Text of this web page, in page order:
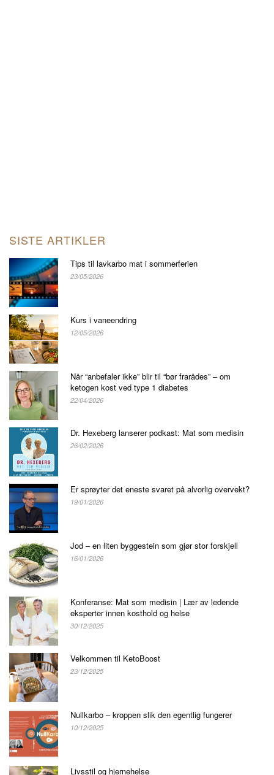
SISTE ARTIKLER
Tips til lavkarbo mat i sommerferien
23/05/2026
Kurs i vaneendring
12/05/2026
Når “anbefaler ikke” blir til “bør frarådes” – om
ketogen kost ved type 1 diabetes
22/04/2026
Dr. Hexeberg lanserer podkast: Mat som medisin
26/02/2026
Er sprøyter det eneste svaret på alvorlig overvekt?
19/01/2026
Jod – en liten byggestein som gjør stor forskjell
16/01/2026
Konferanse: Mat som medisin | Lær av ledende
eksperter innen kosthold og helse
30/12/2025
Velkommen til KetoBoost
23/12/2025
Nullkarbo – kroppen slik den egentlig fungerer
10/12/2025
Livsstil og hjernehelse